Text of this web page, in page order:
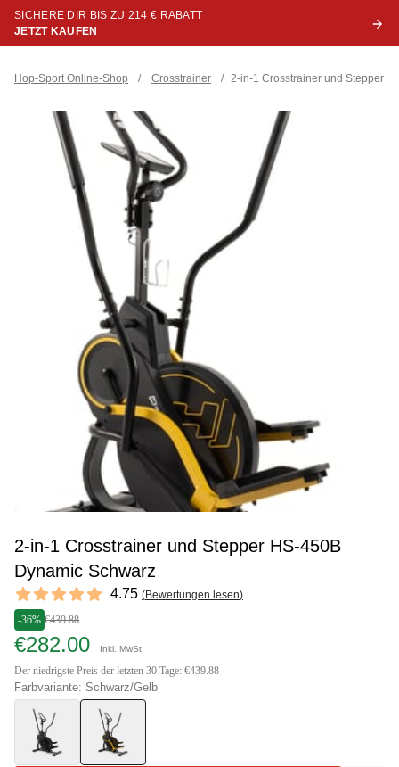
SICHERE DIR BIS ZU 214 € RABATT
JETZT KAUFEN
Hop-Sport Online-Shop / Crosstrainer / 2-in-1 Crosstrainer und Stepper
2-in-1 Crosstrainer und Stepper HS-450B
Dynamic Schwarz
Reviews
4.75 out of 5 stars 4.75 (Bewertungen lesen)
-36% €439.88
€282.00 Inkl. MwSt.
Der niedrigste Preis der letzten 30 Tage: €439.88
Farbvariante: Schwarz/Gelb